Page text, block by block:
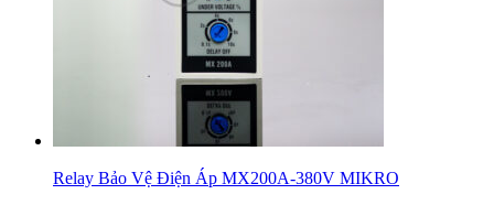
Relay Bảo Vệ Điện Áp MX200A-380V MIKRO